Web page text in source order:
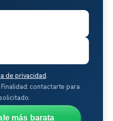
de privacidad.
contactarte para
más barata